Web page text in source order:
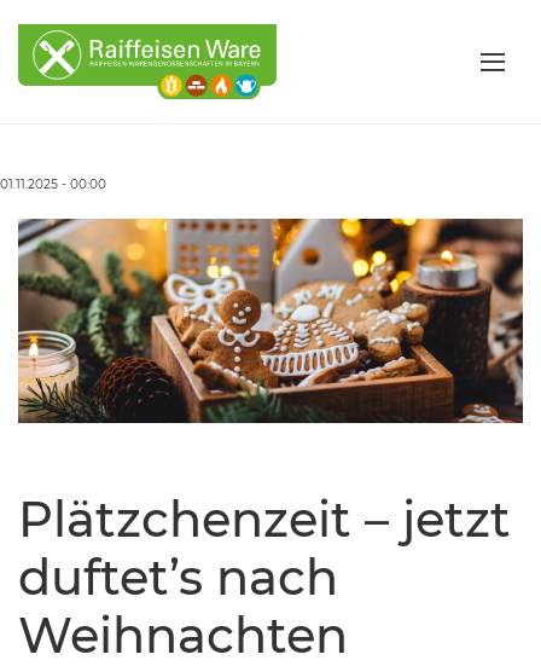
01.11.2025 - 00:00
Plätzchenzeit – jetzt
duftet’s nach
Weihnachten